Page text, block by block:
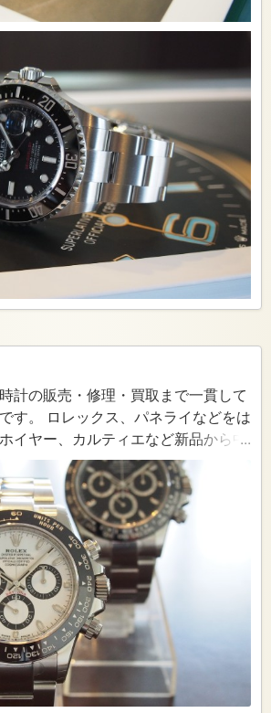
計の販売・修理・買取まで一貫して
す。 ロレックス、パネライなどをは
イヤー、カルティエなど新品から中
ており、その他お探しの時計などが
寄せも可能です。 購入後のメンテナ
になった時計の買取や買い替えの下
時計のことなら森時計店へ！ お気軽
ださい！
...